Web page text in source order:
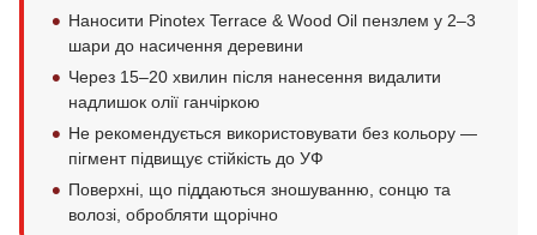
Наносити Pinotex Terrace & Wood Oil пензлем у 2–3
шари до насичення деревини
Через 15–20 хвилин після нанесення видалити
надлишок олії ганчіркою
Не рекомендується використовувати без кольору —
пігмент підвищує стійкість до УФ
Поверхні, що піддаються зношуванню, сонцю та
волозі, обробляти щорічно